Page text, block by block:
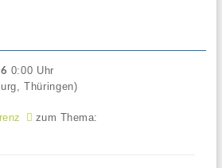
0:00 Uhr
Thüringen)
zum Thema: